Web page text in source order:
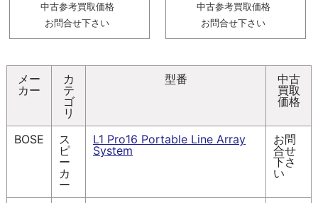
中古参考買取価格
お問合せ下さい
中古参考買取価格
お問合せ下さい
メー
カー
カ
テ
ゴ
リ
型番
中古
買取
価格
BOSE
ス
ピ
ー
カ
ー
L1 Pro16 Portable Line Array
System
お問
合せ
下さ
い